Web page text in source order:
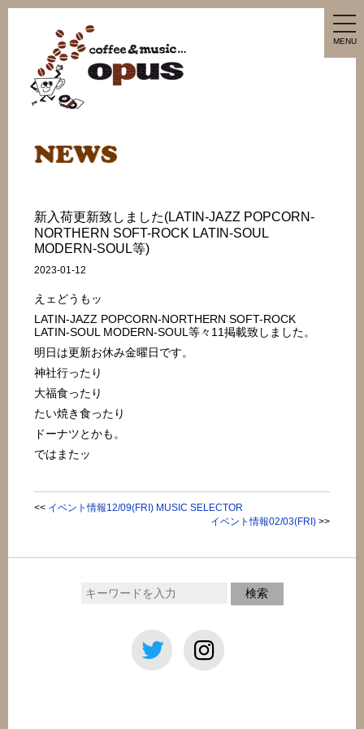
MENU
新入荷更新致しました(LATIN-JAZZ POPCORN-
NORTHERN SOFT-ROCK LATIN-SOUL
MODERN-SOUL等)
2023-01-12
えェどうもッ
LATIN-JAZZ POPCORN-NORTHERN SOFT-ROCK
LATIN-SOUL MODERN-SOUL等々11掲載致しました。
明日は更新お休み金曜日です。
神社行ったり
大福食ったり
たい焼き食ったり
ドーナツとかも。
ではまたッ
<< イベント情報12/09(FRI) MUSIC SELECTOR
イベント情報02/03(FRI)>>